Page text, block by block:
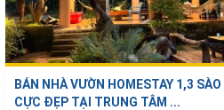
BÁN NHÀ VƯỜN HOMESTAY 1,3 SÀO
CỰC ĐẸP TẠI TRUNG TÂM ...